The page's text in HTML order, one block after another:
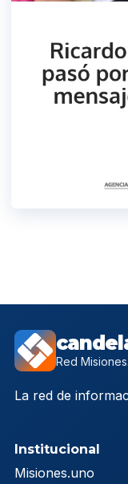
Red
La red de
Institucional
Misiones.uno